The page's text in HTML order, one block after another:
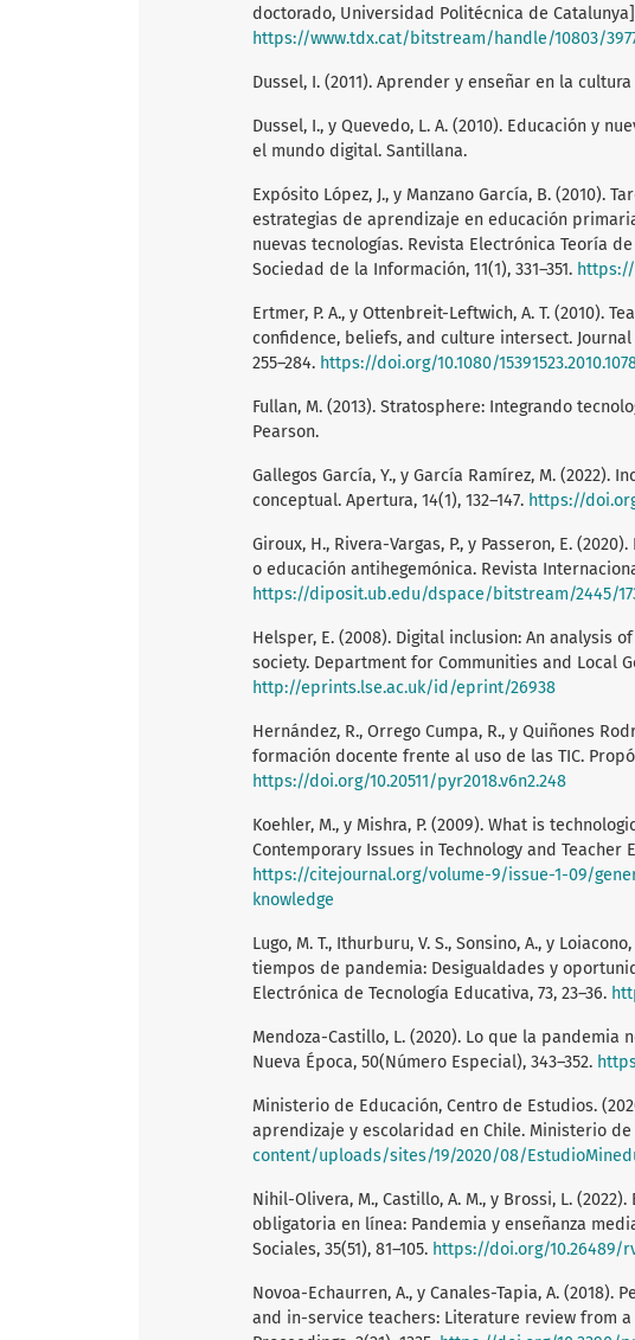
doctorado, Universidad Politécnica de
https://www.tdx.cat/bitstream/handle/10803/
Dussel, I. (2011). Aprender y enseñar en la
Dussel, I., y Quevedo, L. A. (2010). Educación y
el mundo digital. Santillana.
Expósito López, J., y Manzano García, B. (2010).
estrategias de aprendizaje en educación
nuevas tecnologías. Revista Electrónica Teoría
Sociedad de la Información, 11(1), 331–351.
Ertmer, P. A., y Ottenbreit-Leftwich, A. T. (2010).
confidence, beliefs, and culture intersect.
255–284. https://doi.org/10.1080/
Fullan, M. (2013). Stratosphere: Integrando
Pearson.
Gallegos García, Y., y García Ramírez, M.
conceptual. Apertura, 14(1), 132–147. https://
Giroux, H., Rivera-Vargas, P., y Passeron, E.
o educación antihegemónica. Revista
https://diposit.ub.edu/dspace/bitstream/2445/
Helsper, E. (2008). Digital inclusion: An analysis
society. Department for Communities and Local
http://eprints.lse.ac.uk/id/eprint/26938
Hernández, R., Orrego Cumpa, R., y Quiñones
formación docente frente al uso de las TIC.
https://doi.org/10.20511/pyr2018.v6n2.248
Koehler, M., y Mishra, P. (2009). What is
Contemporary Issues in Technology and Teacher
https://citejournal.org/volume-9/issue-1-09/
knowledge
Lugo, M. T., Ithurburu, V. S., Sonsino, A., y
tiempos de pandemia: Desigualdades y
Electrónica de Tecnología Educativa, 73, 23–36.
Mendoza-Castillo, L. (2020). Lo que la pandemia
Nueva Época, 50(Número Especial), 343–352.
Ministerio de Educación, Centro de Estudios.
aprendizaje y escolaridad en Chile. Ministerio de
content/uploads/sites/19/2020/08/
Nihil-Olivera, M., Castillo, A. M., y Brossi, L.
obligatoria en línea: Pandemia y enseñanza
Sociales, 35(51), 81–105. https://doi.org/10.26489/
Novoa-Echaurren, A., y Canales-Tapia, A.
and in-service teachers: Literature review from